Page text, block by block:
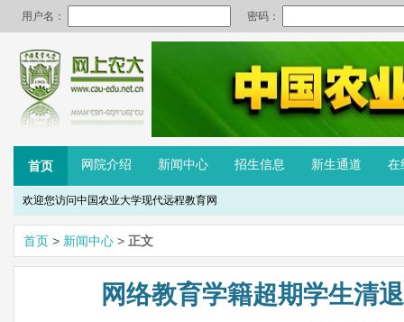
首页
欢迎您访问中国农业大学现代远程教育网
网院介绍 新闻中心 招生信息 新生通道 在
首页 > 新闻中心 > 正文
网络教育学籍超期学生清